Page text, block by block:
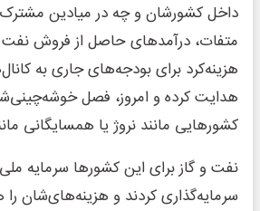
داخل کشورشان و چه در میادین
متفات، درآمدهای حاصل از فروش
هزینه‌کرد برای بودجه‌های جاری به
هدایت‌ کرده و امروز، فصل
کشورهایی مانند نروژ یا همسایگانی
نفت و گاز برای این کشورها سرمایه ملی
سرمایه‌گذاری کردند و هزینه‌های‌شان را